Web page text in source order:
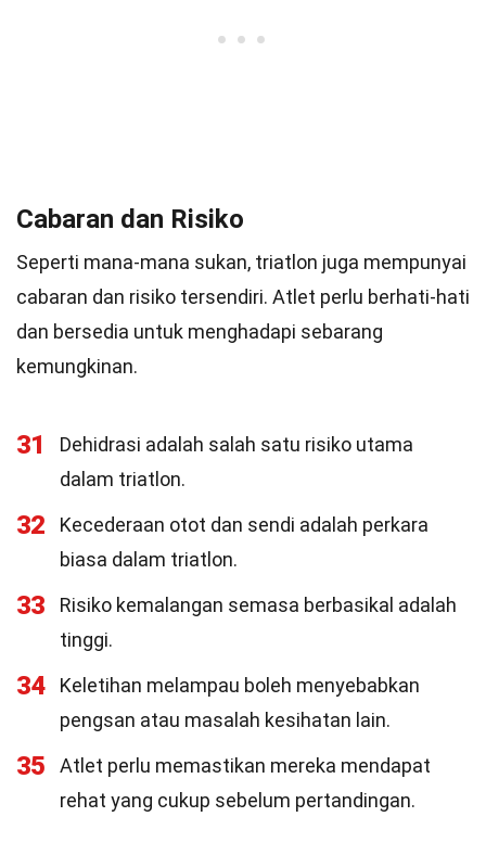
Cabaran dan Risiko
Seperti mana-mana sukan, triatlon juga mempunyai
cabaran dan risiko tersendiri. Atlet perlu berhati-hati
dan bersedia untuk menghadapi sebarang
kemungkinan.
31
Dehidrasi adalah salah satu risiko utama
dalam triatlon.
32
Kecederaan otot dan sendi adalah perkara
biasa dalam triatlon.
33
Risiko kemalangan semasa berbasikal adalah
tinggi.
34
Keletihan melampau boleh menyebabkan
pengsan atau masalah kesihatan lain.
35
Atlet perlu memastikan mereka mendapat
rehat yang cukup sebelum pertandingan.